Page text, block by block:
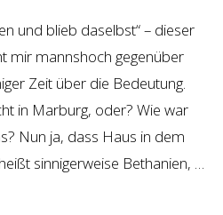
und blieb daselbst“ – dieser
mir mannshoch gegenüber
Zeit über die Bedeutung.
in Marburg, oder? Wie war
Nun ja, dass Haus in dem
sinnigerweise Bethanien, …